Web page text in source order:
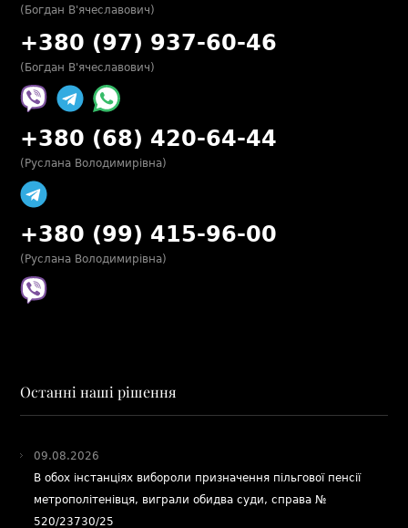
(Богдан В'ячеславович)
+380 (97) 937-60-46
(Богдан В'ячеславович)
+380 (68) 420-64-44
(Руслана Володимирівна)
+380 (99) 415-96-00
(Руслана Володимирівна)
Останні наші рішення
09.08.2026
В обох інстанціях вибороли призначення пільгової пенсії
метрополітенівця, виграли обидва суди, справа №
520/23730/25